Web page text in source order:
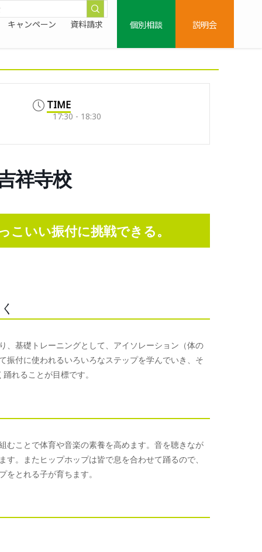
キャンペーン 資料請求
個別相談
説明会
TIME
17:30 - 18:30
祥寺校
こいい振付に挑戦できる。
、基礎トレーニングとして、アイソレーション（体の
振付に使われるいろいろなステップを学んでいき、そ
れることが目標です。
むことで体育や音楽の素養を高めます。音を聴きなが
。またヒップホップは皆で息を合わせて踊るので、
とれる子が育ちます。